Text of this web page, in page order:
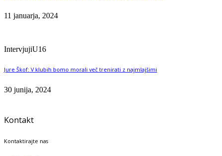
11 januarja, 2024
IntervjujiU16
Jure Škof: V klubih bomo morali več trenirati z najmlajšimi
30 junija, 2024
Kontakt
Kontaktirajte nas